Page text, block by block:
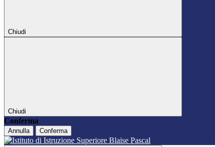
Chiudi
Chiudi
Conferma
Annulla Conferma